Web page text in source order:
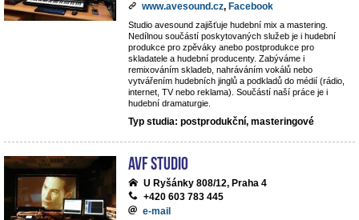
www.avesound.cz, Facebook
Studio avesound zajišťuje hudební mix a mastering.
Nedílnou součástí poskytovaných služeb je i hudební
produkce pro zpěváky anebo postprodukce pro
skladatele a hudební producenty. Zabýváme i
remixováním skladeb, nahráváním vokálů nebo
vytvářením hudebních jinglů a podkladů do médií (rádio,
internet, TV nebo reklama). Součástí naší práce je i
hudební dramaturgie.
Typ studia: postprodukční, masteringové
AVF STUDIO
U Ryšánky 808/12, Praha 4
+420 603 783 445
e-mail